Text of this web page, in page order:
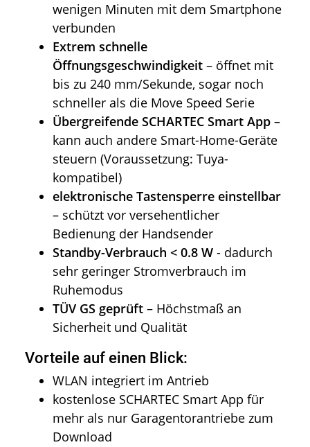
wenigen Minuten mit dem Smartphone
verbunden
Extrem schnelle
Öffnungsgeschwindigkeit – öffnet mit
bis zu 240 mm/Sekunde, sogar noch
schneller als die Move Speed Serie
Übergreifende SCHARTEC Smart App –
kann auch andere Smart-Home-Geräte
steuern (Voraussetzung: Tuya-
kompatibel)
elektronische Tastensperre einstellbar
– schützt vor versehentlicher
Bedienung der Handsender
Standby-Verbrauch < 0.8 W - dadurch
sehr geringer Stromverbrauch im
Ruhemodus
TÜV GS geprüft – Höchstmaß an
Sicherheit und Qualität
Vorteile auf einen Blick:
WLAN integriert im Antrieb
kostenlose SCHARTEC Smart App für
mehr als nur Garagentorantriebe zum
Download